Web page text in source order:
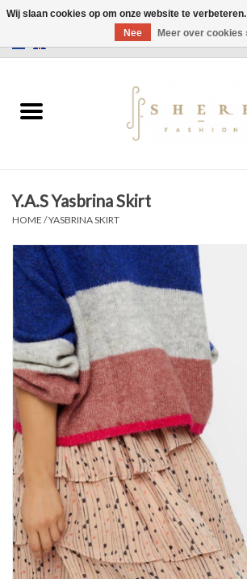
Jurken
Rokken
Tassen
Jassen
Truien
Top
Pakken
Accessoires
Merken
Y.A.S Yasbrina Skirt
HOME /YASBRINA SKIRT
Wij slaan cookies op om onze website te
Nee
Meer over cookies